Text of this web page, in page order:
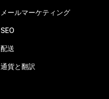
メールマーケティング
SEO
配送
通貨と翻訳